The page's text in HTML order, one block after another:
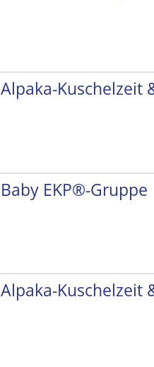
Alpaka-Kuschelzeit
Baby EKP®-Gruppe
Alpaka-Kuschelzeit